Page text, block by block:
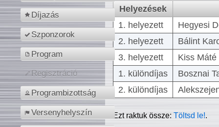
Díjazás
Szponzorok
Program
Regisztráció
Programbizottság
Versenyhelyszín
Helyezések
1. helyezett
Hegyesi
2. helyezett
Bálint
3. helyezett
Kiss
1. különdíjas
Bosznai
2. különdíjas
Ezt raktuk össze:Töltsd le!.